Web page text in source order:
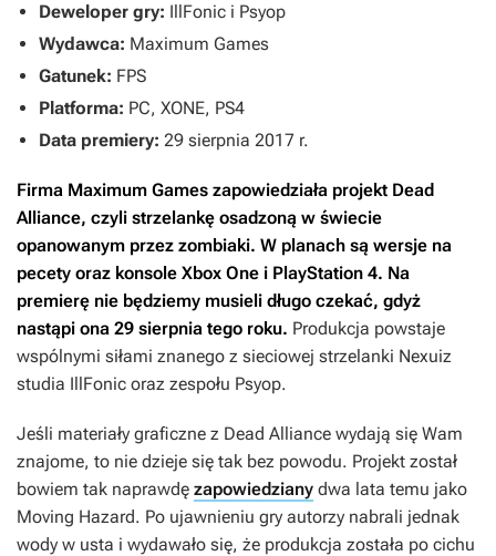
Deweloper gry: IllFonic i Psyop
Wydawca: Maximum Games
Gatunek: FPS
Platforma: PC, XONE, PS4
Data premiery: 29 sierpnia 2017 r.
Firma Maximum Games zapowiedziała projekt Dead
Alliance, czyli strzelankę osadzoną w świecie
opanowanym przez zombiaki. W planach są wersje na
pecety oraz konsole Xbox One i PlayStation 4. Na
premierę nie będziemy musieli długo czekać, gdyż
nastąpi ona 29 sierpnia tego roku. Produkcja powstaje
wspólnymi siłami znanego z sieciowej strzelanki Nexuiz
studia IllFonic oraz zespołu Psyop.
Jeśli materiały graficzne z Dead Alliance wydają się Wam
znajome, to nie dzieje się tak bez powodu. Projekt został
bowiem tak naprawdę zapowiedziany dwa lata temu jako
Moving Hazard. Po ujawnieniu gry autorzy nabrali jednak
wody w usta i wydawało się, że produkcja została po cichu